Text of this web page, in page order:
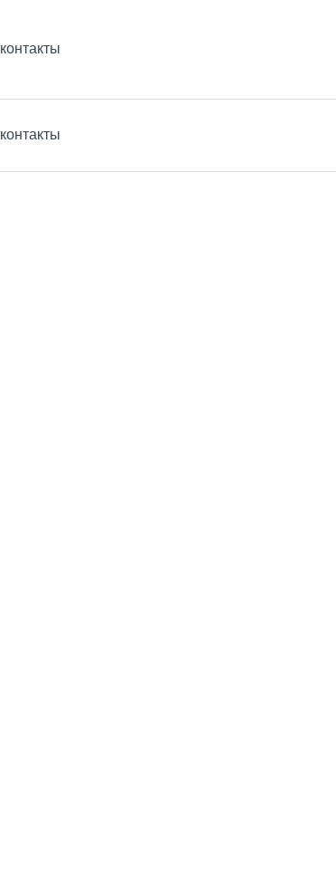
контакты
контакты